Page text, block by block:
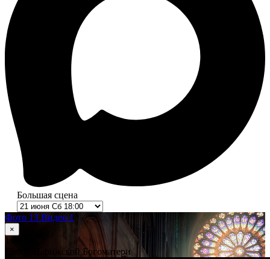
Большая сцена
Фото 13 Видео 1
×
1
Собор Парижской Богоматери